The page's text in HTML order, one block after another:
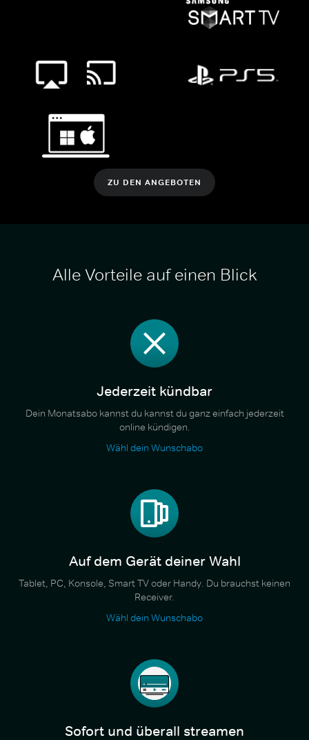
ZU DEN ANGEBOTEN
Alle Vorteile auf einen Blick
Jederzeit kündbar
Dein Monatsabo kannst du kannst du ganz einfach jederzeit
online kündigen.
Wähl dein Wunschabo
Auf dem Gerät deiner Wahl
Tablet, PC, Konsole, Smart TV oder Handy. Du brauchst keinen
Receiver.
Wähl dein Wunschabo
Sofort und überall streamen